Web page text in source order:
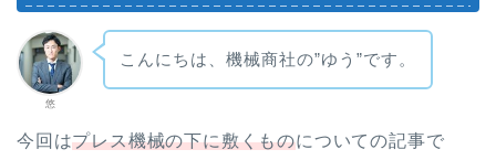
悠
こんにちは、機械商社の”ゆう”です。
今回はプレス機械の下に敷くものについての記事で